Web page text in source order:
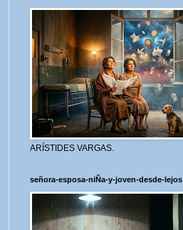
ARÍSTIDES VARGAS.
señora-esposa-niÑa-y-joven-desde-lejos